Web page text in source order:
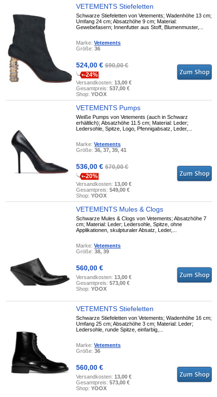
VETEMENTS Stiefeletten
Schwarze Stiefeletten von Vetements; Wadenhöhe 13 cm;
Umfang 24 cm; Absatzhöhe 9 cm; Material:
Gewebefasern; Innenfutter aus Stoff, Blumenmuster,...
Marke:Vetements
Größe:36
524,00 €690,00 €
-24%
Versandkosten:13,00 €
Gesamtpreis:537,00 €
Shop:YOOX
VETEMENTS Pumps
Weiße Pumps von Vetements (auch in Schwarz
erhältlich); Absatzhöhe 11.5 cm; Material: Leder;
Ledersohle, Spitze, Logo, Pfennigabsatz, Leder,...
Marke:Vetements
Größe:36, 37, 39, 41
536,00 €670,00 €
-20%
Versandkosten:13,00 €
Gesamtpreis:549,00 €
Shop:YOOX
VETEMENTS Mules & Clogs
Schwarze Mules & Clogs von Vetements; Absatzhöhe 7
cm; Material: Leder; Ledersohle, Spitze, ohne
Applikationen, skulpturaler Absatz, Leder,...
Marke:Vetements
Größe:38, 39
560,00 €
Versandkosten:13,00 €
Gesamtpreis:573,00 €
Shop:YOOX
VETEMENTS Stiefeletten
Schwarze Stiefeletten von Vetements; Wadenhöhe 16 cm;
Umfang 25 cm; Absatzhöhe 3 cm; Material: Leder;
Ledersohle, runde Spitze, einfarbig,...
Marke:Vetements
Größe:36
560,00 €
Versandkosten:13,00 €
Gesamtpreis:573,00 €
Shop:YOOX